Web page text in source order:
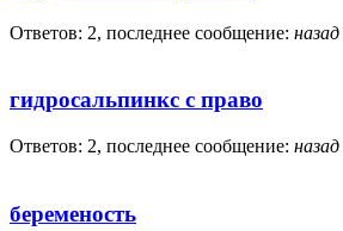
Ответов: 2, последнее сообщение: назад
гидросальпинкс с право
Ответов: 2, последнее сообщение: назад
беременость